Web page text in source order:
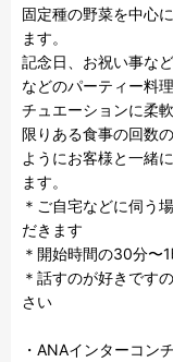
固定種の野菜を中心
ます。
記念日、お祝い事な
などのパーティー料
チュエーションに柔
限りある食事の回数
ようにお客様と一緒
ます。
＊ご自宅などに伺う
だきます
＊開始時間の30分〜
＊話すのが好きです
さい
・ANAインターコン